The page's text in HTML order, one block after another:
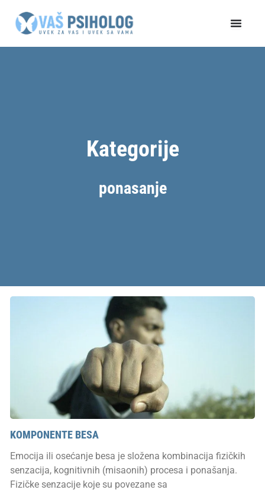
Kategorije
ponasanje
KOMPONENTE BESA
Emocija ili osećanje besa je složena kombinacija fizičkih
senzacija, kognitivnih (misaonih) procesa i ponašanja.
Fizičke senzacije koje su povezane sa